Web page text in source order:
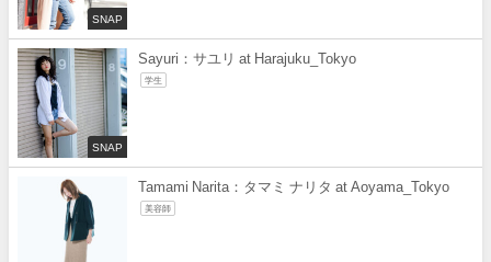
SNAP
SNAP
Sayuri：サユリ at Harajuku_Tokyo
学生
Tamami Narita：タマミ ナリタ at Aoyama_Tokyo
美容師